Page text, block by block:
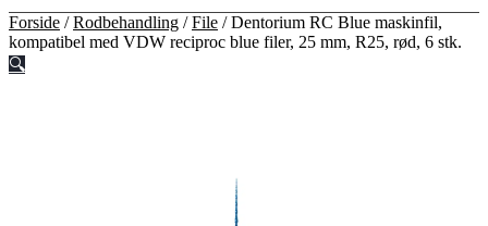
Forside /Rodbehandling /File /Dentorium RC Blue maskinfil,
kompatibel med VDW reciproc blue filer, 25 mm, R25, rød, 6 stk.
🔍